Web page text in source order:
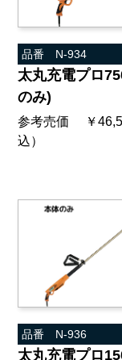
品番 N-934
太丸充電プロ
のみ)
参考売価 ￥
込）
品番 N-936
太丸充電プロ